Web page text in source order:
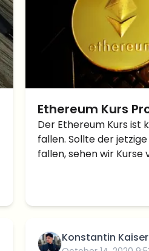
Ethereum Kurs
einem kritischen
$2.000?
Der Ethereum Kurs ist
fallen. Sollte der
fallen, sehen wir Kurse
Konstantin Kaiser